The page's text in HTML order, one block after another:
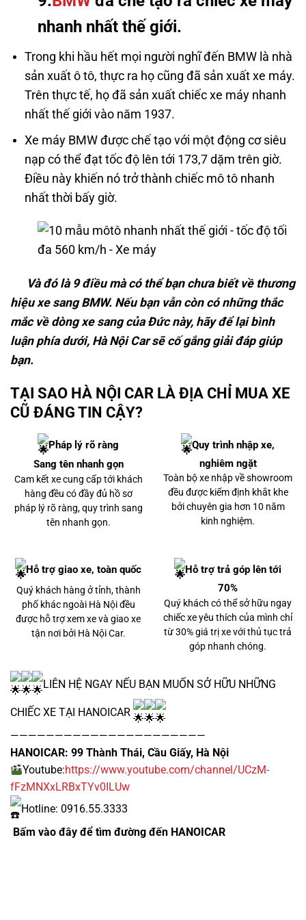
nhanh nhất thế giới.
Trong khi hầu hết mọi người nghĩ đến BMW là nhà
sản xuất ô tô, thực ra họ cũng đã sản xuất xe máy.
Trên thực tế, họ đã sản xuất chiếc xe máy nhanh
nhất thế giới vào năm 1937.
Xe máy BMW được chế tạo với một động cơ siêu
nạp có thể đạt tốc độ lên tới 173,7 dặm trên giờ.
Điều này khiến nó trở thành chiếc mô tô nhanh
nhất thời bấy giờ.
Và đó là 9 điều mà có thể bạn chưa biết về thương
hiệu xe sang BMW. Nếu bạn vẫn còn có những thắc
mắc về dòng xe sang của Đức này, hãy để lại bình
luận phía dưới, Hà Nội Car sẽ cố gắng giải đáp giúp
bạn.
TẠI SAO HÀ NỘI CAR LÀ ĐỊA CHỈ MUA XE
CŨ ĐÁNG TIN CẬY?
Pháp lý rõ ràng
Sang tên nhanh gọn
Cam kết xe cung cấp tới khách
hàng đều có đầy đủ hồ sơ
pháp lý rõ ràng, quy trình sang
tên nhanh gọn.
Quy trình nhập xe,
nghiêm ngặt
Toàn bộ xe nhập về showroom
đều được kiểm định khắt khe
bởi chuyên gia hơn 10 năm
kinh nghiệm.
Hỗ trợ giao xe, toàn quốc
Quý khách hàng ở tỉnh, thành
phố khác ngoài Hà Nội đều
được hỗ trợ xem xe và giao xe
tận nơi bởi Hà Nội Car.
Hỗ trợ trả góp lên tới
70%
Quý khách có thể sở hữu ngay
chiếc xe yêu thích của mình chỉ
từ 30% giá trị xe với thủ tục trả
góp nhanh chóng.
LIÊN HỆ NGAY NẾU BẠN MUỐN SỞ HỮU NHỮNG
CHIẾC XE TẠI HANOICAR
——————————————————————
HANOICAR: 99 Thành Thái, Cầu Giấy, Hà Nội
Youtube:https://www.youtube.com/channel/UCzM-
fFzMNXxLRBxTYv0ILUw
Hotline: 0916.55.3333
Bấm vào đây để tìm đường đến HANOICAR
Lexus RX300 2022
2 tỷ 790 triệu
Lexus NX300 2021
1 tỷ 920 triệu
55000km
Mercedes Benz C200 2018